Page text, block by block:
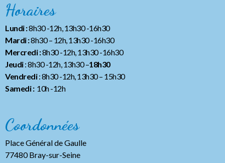
Horaires
Lundi :8h30 -12h, 13h30 -16h30
Mardi :8h30 – 12h, 13h30 -16h30
Mercredi :8h30 -12h, 13h30 -16h30
Jeudi: 8h30 -12h, 13h30 –18h30
Vendredi: 8h30 -12h, 13h30– 15h30
Samedi :10h -12h
Coordonnées
Place Général de Gaulle
77480 Bray-sur-Seine